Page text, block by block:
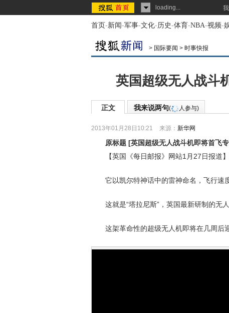
loading...
首页-新闻-军事-文化-历史-体育-NBA-视频-
> 国际要闻 > 时事快报
英国超级无人战斗
正文 我来说两句( 人参与)
2013年01月28日10:21 来源： 新华网
原标题 [英国超级无人战斗机即将首飞
【英国《每日邮报》网站1月27日报道】
它以凯尔特神话中的雷神命名，飞行速度
这就是“塔拉尼斯”，英国最新研制的无人
这架革命性的超级无人机即将在几周后迎